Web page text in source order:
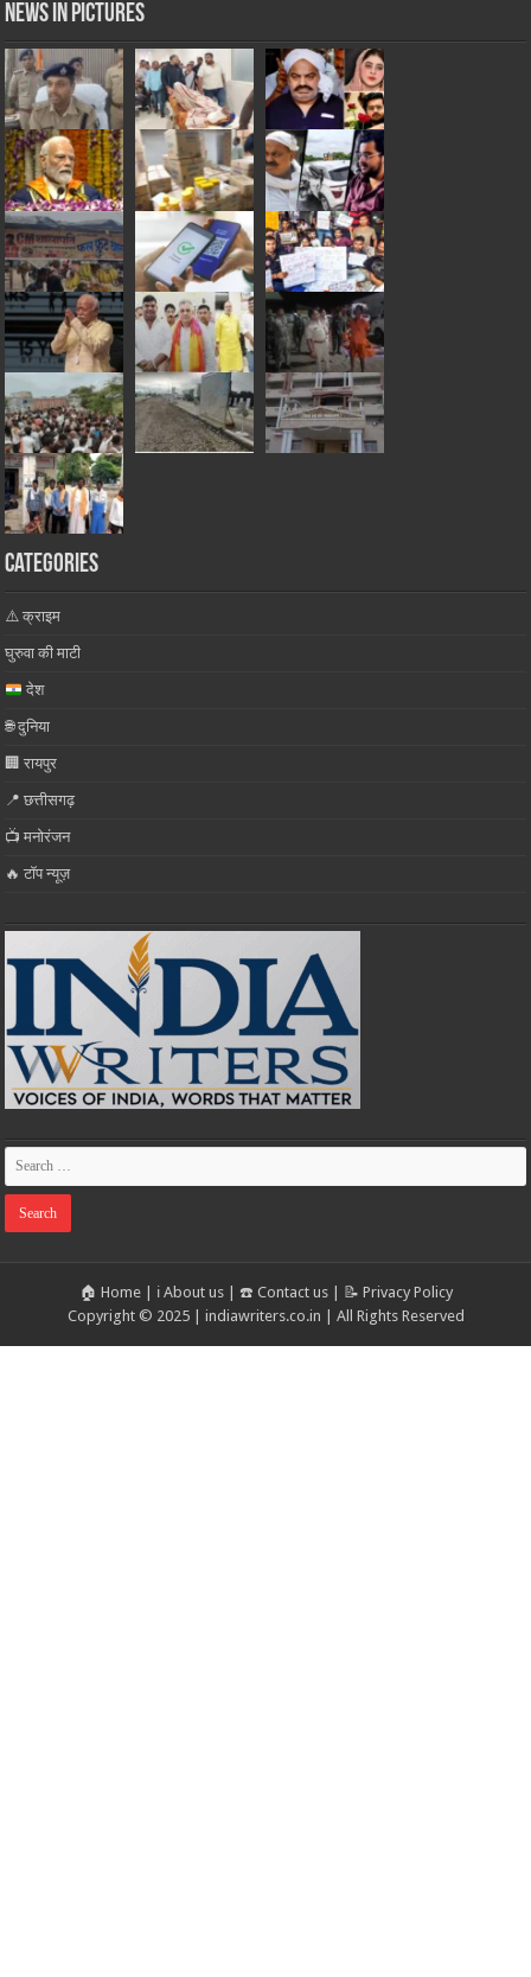
News in Pictures
Categories
⚠️ क्राइम
घुरुवा की माटी
देश
🌐 दुनिया
🏢 रायपुर
📍 छत्तीसगढ़
📺 मनोरंजन
🔥 टॉप न्यूज़
🏠 Home| ℹ️ About us| ☎️ Contact us|
📝 Privacy Policy
Copyright © 2025 | indiawriters.co.in | All Rights Reserved